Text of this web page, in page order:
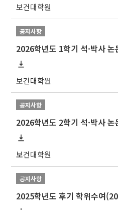
보건대학원
공지사항
보건대학원
공지사항
보건대학원
공지사항